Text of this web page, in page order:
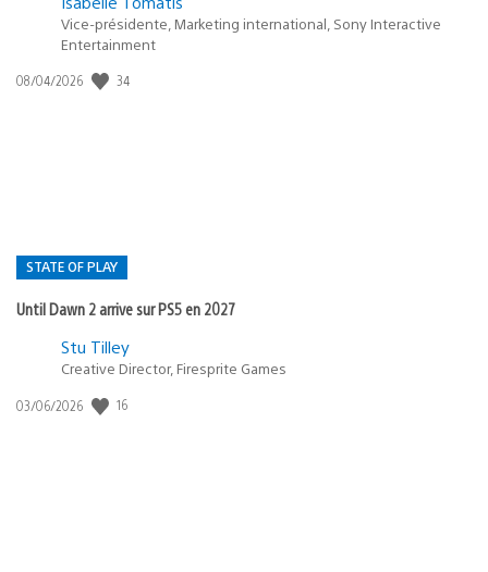
Vice-présidente, Marketing international, Sony Interactive
Entertainment
Date
08/04/2026 34
STATE OF PLAY
Until Dawn 2 arrive sur PS5 en 2027
Postée
:
state
Stu Tilley
Creative Director, Firesprite Games
Date
03/06/2026 16